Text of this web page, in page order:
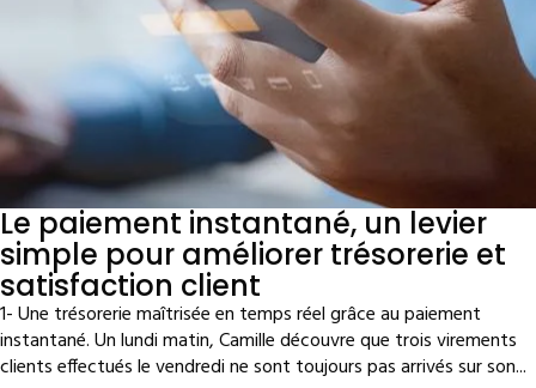
Le paiement instantané, un levier
simple pour améliorer trésorerie et
satisfaction client
1- Une trésorerie maîtrisée en temps réel grâce au paiement
instantané. Un lundi matin, Camille découvre que trois virements
clients effectués le vendredi ne sont toujours pas arrivés sur son...